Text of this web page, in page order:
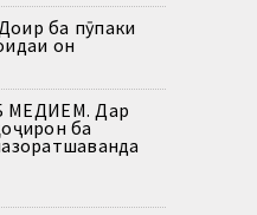
ба пӯпаки
он
Дар
ба